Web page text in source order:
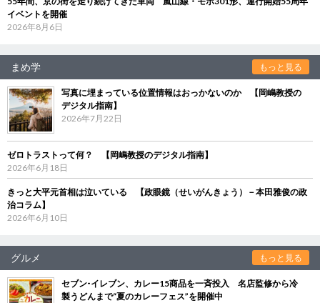
イベントを開催
2026年8月6日
まめ学 もっと見る
写真に埋まっている位置情報はおっかないのか 【岡嶋教授の
デジタル指南】
2026年7月22日
ゼロトラストって何？ 【岡嶋教授のデジタル指南】
2026年6月18日
きっと大平元首相は泣いている 【政眼鏡（せいがんきょう）－本田雅俊の政
治コラム】
2026年6月10日
グルメ もっと見る
セブン‐イレブン、カレー15商品を一斉投入 名店監修から冷
製うどんまで“夏のカレーフェス”を開催中